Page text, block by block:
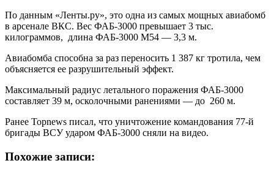
По данным «Ленты.ру», это одна из самых мощных авиабомб
в арсенале ВКС. Вес ФАБ-3000 превышает 3 тыс.
килограммов, длина ФАБ-3000 М54 — 3,3 м.
Авиабомба способна за раз переносить 1 387 кг тротила, чем
объясняется ее разрушительный эффект.
Максимальный радиус летального поражения ФАБ-3000
составляет 39 м, осколочными ранениями — до 260 м.
Ранее Topnews писал, что уничтожение командования 77-й
бригады ВСУ ударом ФАБ-3000 сняли на видео.
Похожие записи: